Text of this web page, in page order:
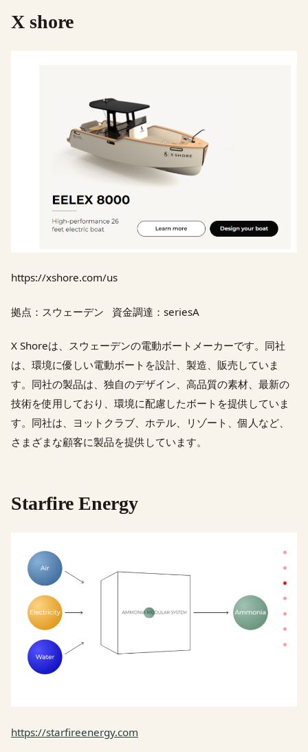
X shore
https://xshore.com/us
拠点：スウェーデン 資金調達：seriesA
X Shoreは、スウェーデンの電動ボートメーカーです。同社
は、環境に優しい電動ボートを設計、製造、販売していま
す。同社の製品は、独自のデザイン、高品質の素材、最新の
技術を使用しており、環境に配慮したボートを提供していま
す。同社は、ヨットクラブ、ホテル、リゾート、個人など、
さまざまな顧客に製品を提供しています。
Starfire Energy
https://starfireenergy.com